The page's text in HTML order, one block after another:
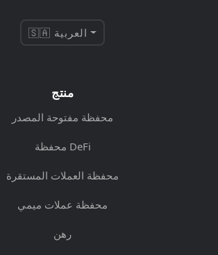
🇸🇦 العربية
منتج
محفظة مفتوحة المصدر
محفظة DeFi
محفظة العملات المستقرة
محفظة عملات ميمي
رهن